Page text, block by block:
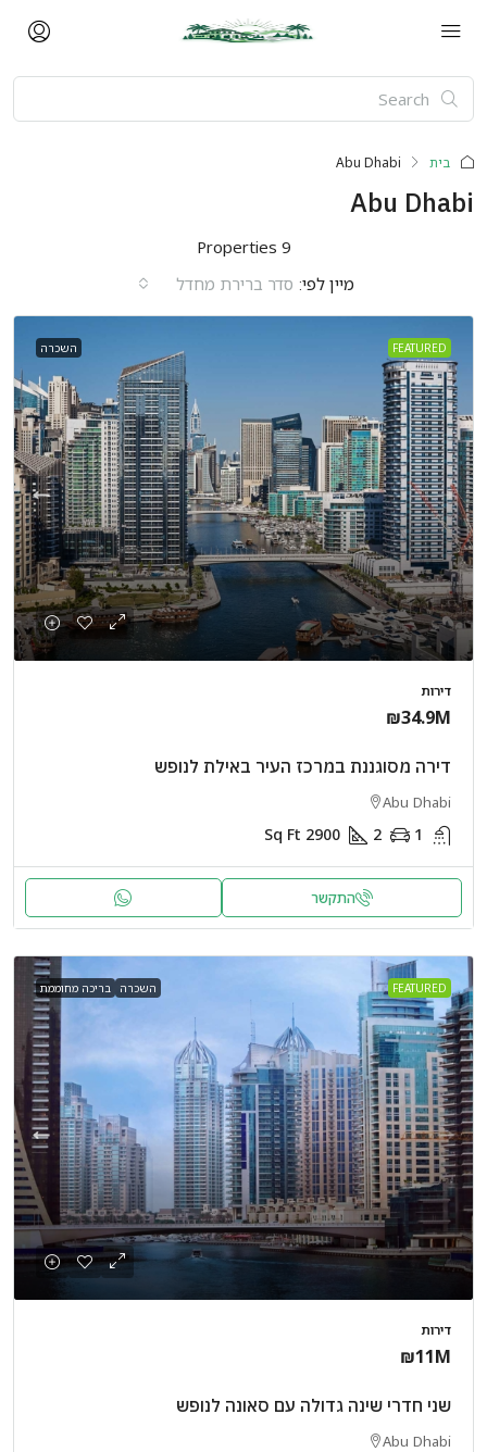
בית Abu Dhabi
Abu Dhabi
9 Properties
מיין לפי: סדר ברירת מחדל
FEATURED השכרה
דירות
₪34.9M
דירה מסוגננת במרכז העיר באילת לנופש
Abu Dhabi
1
2
2900
Sq Ft
התקשר
FEATURED השכרה בריכה מחוממת
דירות
₪11M
שני חדרי שינה גדולה עם סאונה לנופש
Abu Dhabi